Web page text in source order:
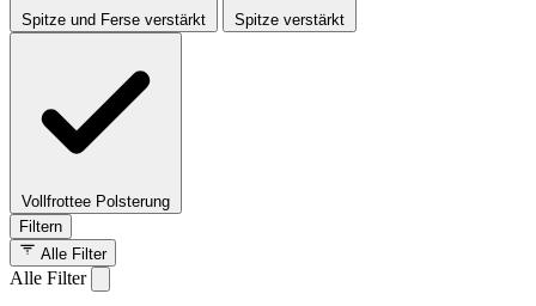
Spitze und Ferse verstärkt Spitze verstärkt
Vollfrottee Polsterung
Filtern
Alle Filter
Alle Filter